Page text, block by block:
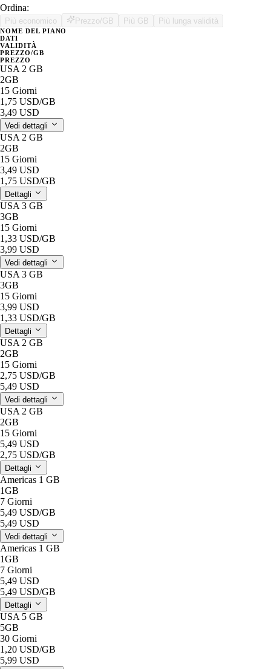
Ordina:
Più economico Prezzo/GB Più GB Più lunga validità
NOME DEL PIANO
DATI
VALIDITÀ
PREZZO/GB
PREZZO
USA 2 GB
2GB
15 Giorni
1,75 USD/GB
3,49 USD
Vedi dettagli
USA 2 GB
2GB
15 Giorni
3,49 USD
1,75 USD/GB
Dettagli
USA 3 GB
3GB
15 Giorni
1,33 USD/GB
3,99 USD
Vedi dettagli
USA 3 GB
3GB
15 Giorni
3,99 USD
1,33 USD/GB
Dettagli
USA 2 GB
2GB
15 Giorni
2,75 USD/GB
5,49 USD
Vedi dettagli
USA 2 GB
2GB
15 Giorni
5,49 USD
2,75 USD/GB
Dettagli
Americas 1 GB
1GB
7 Giorni
5,49 USD/GB
5,49 USD
Vedi dettagli
Americas 1 GB
1GB
7 Giorni
5,49 USD
5,49 USD/GB
Dettagli
USA 5 GB
5GB
30 Giorni
1,20 USD/GB
5,99 USD